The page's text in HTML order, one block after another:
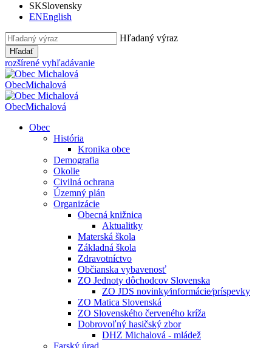
SKSlovensky
ENEnglish
Hľadaný výraz
Hľadať
rozšírené vyhľadávanie
ObecMichalová
ObecMichalová
Obec
História
Kronika obce
Demografia
Okolie
Civilná ochrana
Územný plán
Organizácie
Obecná knižnica
Aktualitky
Materská škola
Základná škola
Zdravotníctvo
Občianska vybavenosť
ZO Jednoty dôchodcov Slovenska
ZO JDS novinky⁄informácie⁄príspevky
ZO Matica Slovenská
ZO Slovenského červeného kríža
Dobrovoľný hasičský zbor
DHZ Michalová - mládež
Farský úrad